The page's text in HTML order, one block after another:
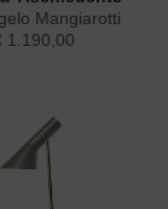
Mangiarotti
1.190,00